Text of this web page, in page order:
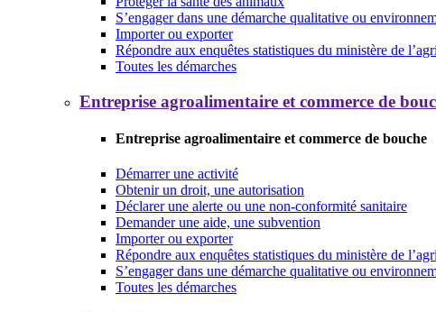
S’engager dans une démarche qualitative ou
Importer ou exporter
Répondre aux enquêtes statistiques du ministère de
Toutes les démarches
Entreprise agroalimentaire et commerce de
Entreprise agroalimentaire et commerce de bouche
Démarrer une activité
Obtenir un droit, une autorisation
Déclarer une alerte ou une non-conformité sanitaire
Demander une aide, une subvention
Importer ou exporter
Répondre aux enquêtes statistiques du ministère de
S’engager dans une démarche qualitative ou
Toutes les démarches